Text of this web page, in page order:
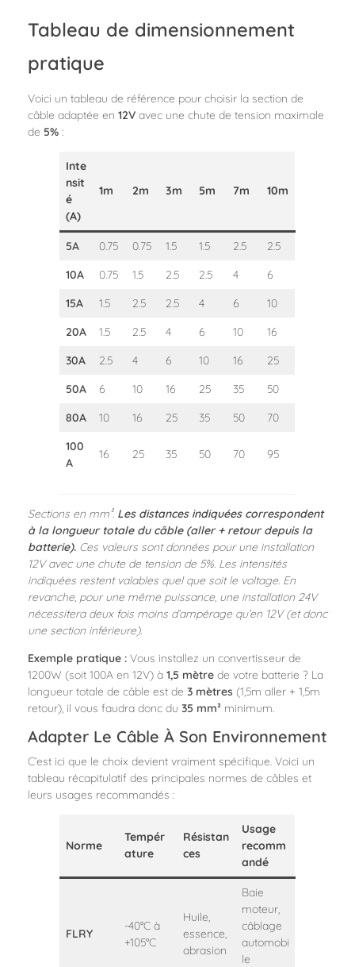
Tableau de dimensionnement
pratique
Voici un tableau de référence pour choisir la section de
câble adaptée en 12V avec une chute de tension maximale
de 5% :
Inte
nsit
é
(A)
1m 2m 3m 5m 7m 10m
5A 0.75 0.75 1.5 1.5 2.5
2.5
10A
0.75 1.5 2.5 2.5 4
6
15A
1.5 2.5 2.5 4 6
10
20A
1.5 2.5 4 6 10
16
30A
2.5 4 6 10 16
25
50A
6 10 16 25 35
50
80A
10 16 25 35 50
70
100
A
16 25 35 50 70 95
Sections en mm². Les distances indiquées correspondent
à la longueur totale du câble (aller + retour depuis la
batterie). Ces valeurs sont données pour une installation
12V avec une chute de tension de 5%. Les intensités
indiquées restent valables quel que soit le voltage. En
revanche, pour une même puissance, une installation 24V
nécessitera deux fois moins d’ampérage qu’en 12V (et donc
une section inférieure).
Exemple pratique : Vous installez un convertisseur de
1200W (soit 100A en 12V) à 1,5 mètre de votre batterie ? La
longueur totale de câble est de 3 mètres (1,5m aller + 1,5m
retour), il vous faudra donc du 35 mm² minimum.
Adapter Le Câble À Son Environnement
C’est ici que le choix devient vraiment spécifique. Voici un
tableau récapitulatif des principales normes de câbles et
leurs usages recommandés :
Norme
Tempér
ature
Résistan
ces
Usage
recomm
andé
FLRY
-40°C à
+105°C
Huile,
essence,
abrasion
Baie
moteur,
câblage
automobi
le